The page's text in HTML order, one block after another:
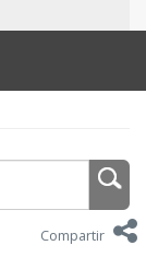
Compartir